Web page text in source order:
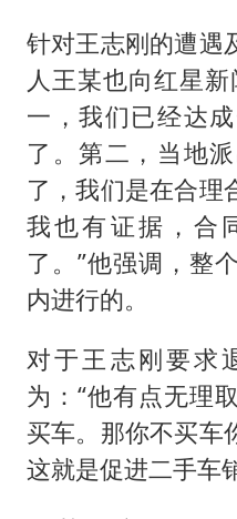
针对王志刚的遭遇
人王某也向红星
一，我们已经达
了。第二，当地
了，我们是在合理
我也有证据，合
了。”他强调，整
内进行的。
对于王志刚要求
为：“他有点无理
买车。那你不买车
这就是促进二手车